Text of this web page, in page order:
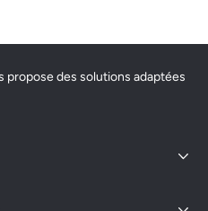
propose des solutions adaptées